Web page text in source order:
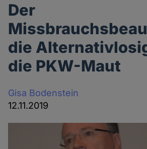
Der
die
die PKW-Maut
Gisa Bodenstein
12.11.2019